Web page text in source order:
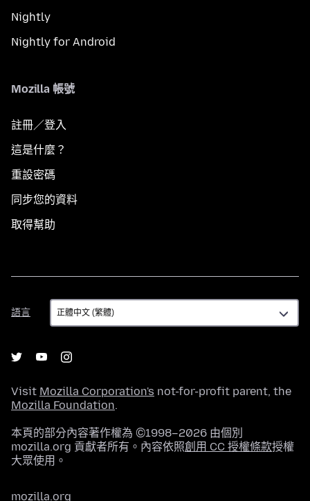
Nightly
Nightly for Android
Mozilla 帳號
註冊／登入
這是什麼？
重設密碼
同步您的資料
取得幫助
語言
語
言
Visit Mozilla Corporation's not-for-profit parent, the
Mozilla Foundation.
本頁的部分內容著作權為 ©1998–2026 由個別
mozilla.org 貢獻者所有。內容依照創用 CC 授權條款授權
大眾使用。
mozilla.org